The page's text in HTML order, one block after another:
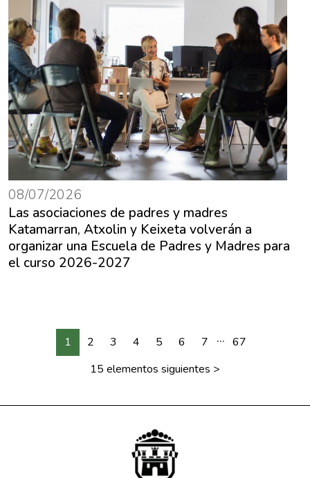
08/07/2026
Las asociaciones de padres y madres
Katamarran, Atxolin y Keixeta volverán a
organizar una Escuela de Padres y Madres para
el curso 2026-2027
1 2 3 4 5 6 7 ... 67
15 elementos siguientes >